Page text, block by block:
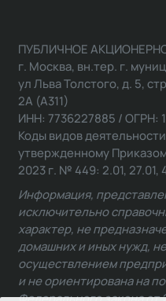
ПУБЛИЧНОЕ
г. Москва, вн.тер. г.
ул Льва Толстого, д. 5,
2А (А311)
ИНН: 7736227885 / ОГРН:
Коды видов
утвержденному
2023 г. № 449: 2.01, 27.01,
Информация,
исключительно
характер, не
домашних и иных нужд,
осуществлением
и не ориентирована на